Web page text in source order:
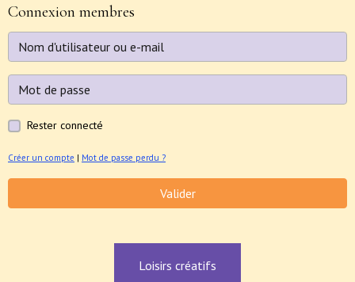
Connexion membres
Rester connecté
Créer un compte | Mot de passe perdu ?
Valider
Loisirs créatifs